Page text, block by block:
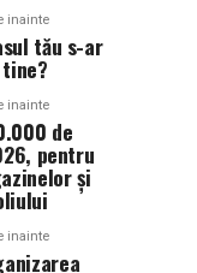
inainte
tău s-ar
inainte
de
pentru
și
inainte